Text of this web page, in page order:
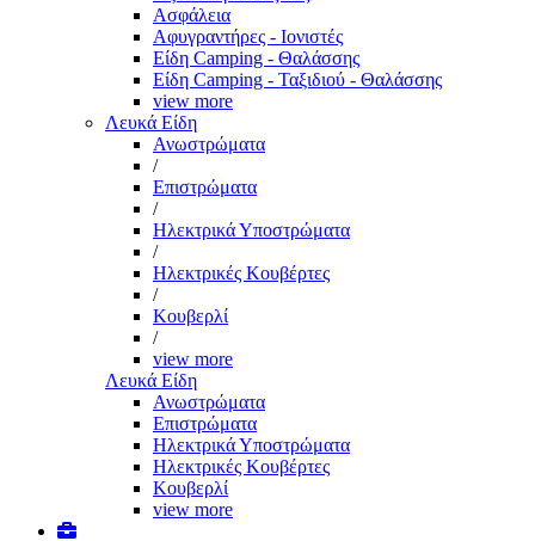
Ασφάλεια
Αφυγραντήρες - Ιονιστές
Είδη Camping - Θαλάσσης
Είδη Camping - Ταξιδιού - Θαλάσσης
view more
Λευκά Είδη
Ανωστρώματα
/
Επιστρώματα
/
Ηλεκτρικά Υποστρώματα
/
Ηλεκτρικές Κουβέρτες
/
Κουβερλί
/
view more
Λευκά Είδη
Ανωστρώματα
Επιστρώματα
Ηλεκτρικά Υποστρώματα
Ηλεκτρικές Κουβέρτες
Κουβερλί
view more